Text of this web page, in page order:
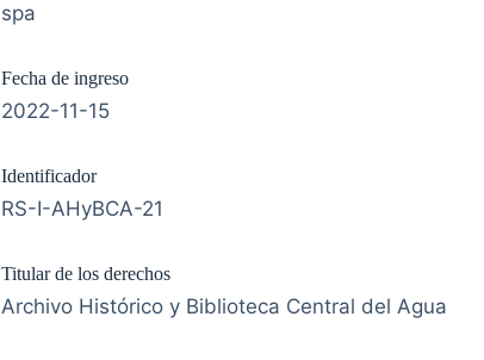
spa
Fecha de ingreso
2022-11-15
Identificador
RS-I-AHyBCA-21
Titular de los derechos
Archivo Histórico y Biblioteca Central del Agua